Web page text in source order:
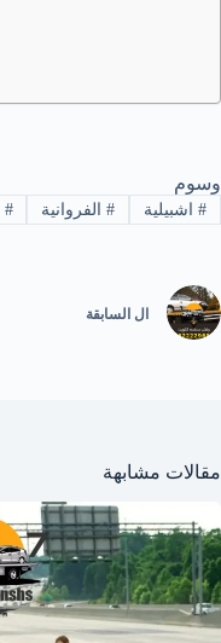
وسوم
#اشبيلية #الفروانية #
ال السابقة
مقالات مشابهة